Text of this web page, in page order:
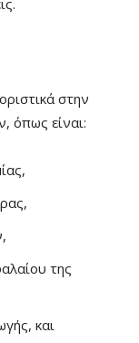
στην
όπως είναι:
της
και